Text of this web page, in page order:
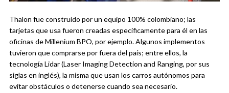
Thalon fue construído por un equipo 100% colombiano; las
tarjetas que usa fueron creadas específicamente para él en las
oficinas de Millenium BPO, por ejemplo. Algunos implementos
tuvieron que comprarse por fuera del país; entre ellos, la
tecnología Lidar (Laser Imaging Detection and Ranging, por sus
siglas en inglés), la misma que usan los carros autónomos para
evitar obstáculos o detenerse cuando sea necesario.